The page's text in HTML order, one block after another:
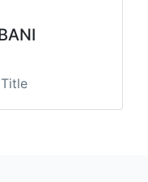
Title